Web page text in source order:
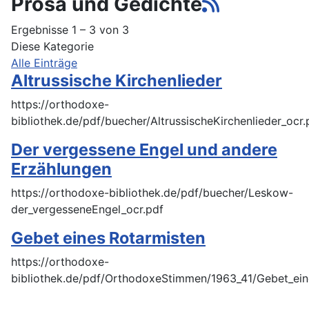
Ergebnisse 1 – 3 von 3
Diese Kategorie
Alle Einträge
Altrussische Kirchenlieder
https://orthodoxe-
bibliothek.de/pdf/buecher/
Der vergessene Engel und andere
Erzählungen
https://orthodoxe-bibliothek.de/pdf/buecher/Leskow-
der_vergesseneEngel_ocr.pdf
Gebet eines Rotarmisten
https://orthodoxe-
bibliothek.de/pdf/OrthodoxeStimmen/1963_41/